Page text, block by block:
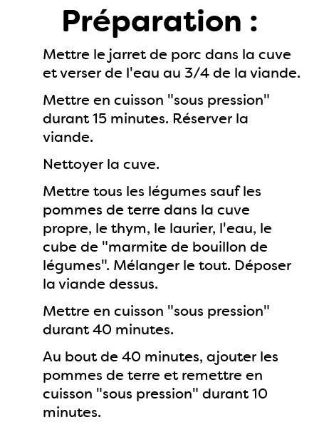
Préparation :
Mettre le jarret de porc dans la cuve
et verser de l'eau au 3/4 de la viande.
Mettre en cuisson "sous pression"
durant 15 minutes. Réserver la
viande.
Nettoyer la cuve.
Mettre tous les légumes sauf les
pommes de terre dans la cuve
propre, le thym, le laurier, l'eau, le
cube de "marmite de bouillon de
légumes". Mélanger le tout. Déposer
la viande dessus.
Mettre en cuisson "sous pression"
durant 40 minutes.
Au bout de 40 minutes, ajouter les
pommes de terre et remettre en
cuisson "sous pression" durant 10
minutes.